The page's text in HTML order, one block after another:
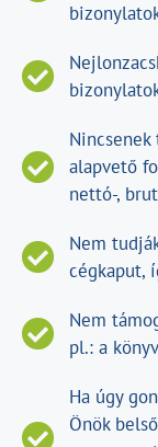
Nincsenek
alapvető
nettó-,
Nem
cégkaput,
Nem
pl.: a
Ha úgy
Önök